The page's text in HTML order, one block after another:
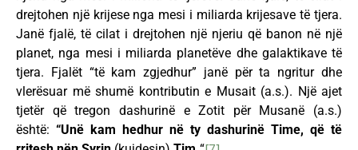
drejtohen një krijese nga mesi i miliarda krijesave të tjera.
Janë fjalë, të cilat i drejtohen një njeriu që banon në një
planet, nga mesi i miliarda planetëve dhe galaktikave të
tjera. Fjalët “të kam zgjedhur” janë për ta ngritur dhe
vlerësuar më shumë kontributin e Musait (a.s.). Një ajet
tjetër që tregon dashurinë e Zotit për Musanë (a.s.)
është: “Unë kam hedhur në ty dashurinë Time, që të